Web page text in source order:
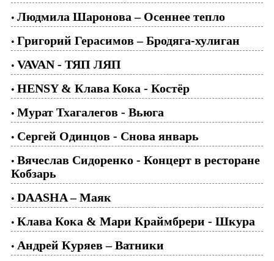
• Людмила Шаронова – Осеннее тепло
• Григорий Герасимов – Бродяга-хулиган
• VAVAN - ТЯП ЛЯП
• HENSY & Клава Кока - Костёр
• Мурат Тхагалегов - Вьюга
• Сергей Одинцов - Снова январь
• Вячеслав Сидоренко - Концерт в ресторане
Кобзарь
• DAASHA – Маяк
• Клава Кока & Мари Краймбрери - Шкура
• Андрей Куряев – Ватники